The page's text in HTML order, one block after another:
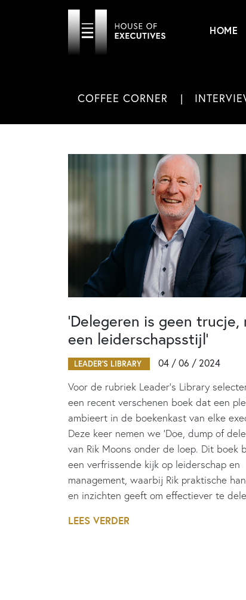
HOME
COFFEE CORNER
‘Delegeren is geen trucje,
een leiderschapsstijl’
LEADER'S LIBRARY 04 / 06 / 2024
Voor de rubriek Leader’s Library
een recent verschenen boek dat een
ambieert in de boekenkast van elke
Deze keer nemen we ‘Doe, dump of
van Rik Moons onder de loep. Dit boek
een verfrissende kijk op leiderschap en
management, waarbij Rik praktische
en inzichten geeft om effectiever te
LEES VERDER